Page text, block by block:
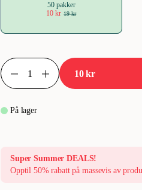
50 pakker
10 kr 19 kr
10 kr
På lager
Super Summer DEALS!
Opptil 50% rabatt på massevis av